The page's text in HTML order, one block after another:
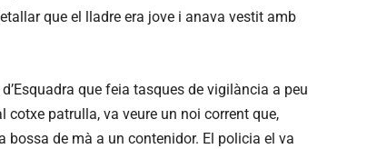
que el lladre era jove i anava vestit amb
que feia tasques de vigilància a peu
cotxe patrulla, va veure un noi corrent que,
bossa de mà a un contenidor. El policia el va